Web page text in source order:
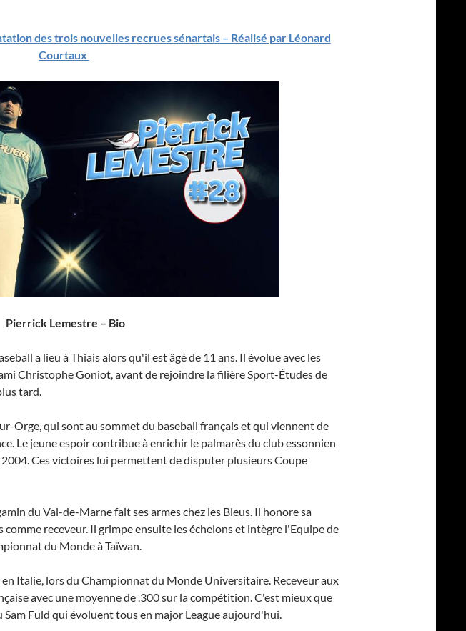
des trois nouvelles recrues sénartais – Réalisé par Léonard
Courtaux
Pierrick Lemestre – Bio
a lieu à Thiais alors qu'il est âgé de 11 ans. Il évolue avec les
Christophe Goniot, avant de rejoindre la filière Sport-Études de
tard.
Orge, qui sont au sommet du baseball français et qui viennent de
Le jeune espoir contribue à enrichir le palmarès du club essonnien
Ces victoires lui permettent de disputer plusieurs Coupe
du Val-de-Marne fait ses armes chez les Bleus. Il honore sa
comme receveur. Il grimpe ensuite les échelons et intègre l'Equipe de
du Monde à Taïwan.
Italie, lors du Championnat du Monde Universitaire. Receveur aux
avec une moyenne de .300 sur la compétition. C'est mieux que
Fuld qui évoluent tous en major League aujourd'hui.